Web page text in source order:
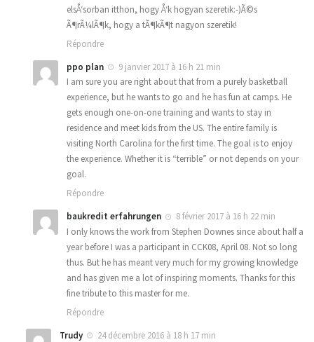
elsÅ‘sorban itthon, hogy Å‘k hogyan szeretik:-)Ã©s
Ã¶rÃ¼lÃ¶k, hogy a tÃ¶kÃ¶t nagyon szeretik!
Répondre
ppo plan
9 janvier 2017 à 16 h 21 min
I am sure you are right about that from a purely basketball
experience, but he wants to go and he has fun at camps. He
gets enough one-on-one training and wants to stay in
residence and meet kids from the US. The entire family is
visiting North Carolina for the first time. The goal is to enjoy
the experience. Whether it is “terrible” or not depends on your
goal.
Répondre
baukredit erfahrungen
8 février 2017 à 16 h 22 min
I only knows the work from Stephen Downes since about half a
year before I was a participant in CCK08, April 08. Not so long
thus. But he has meant very much for my growing knowledge
and has given me a lot of inspiring moments. Thanks for this
fine tribute to this master for me.
Répondre
Trudy
24 décembre 2016 à 18 h 17 min